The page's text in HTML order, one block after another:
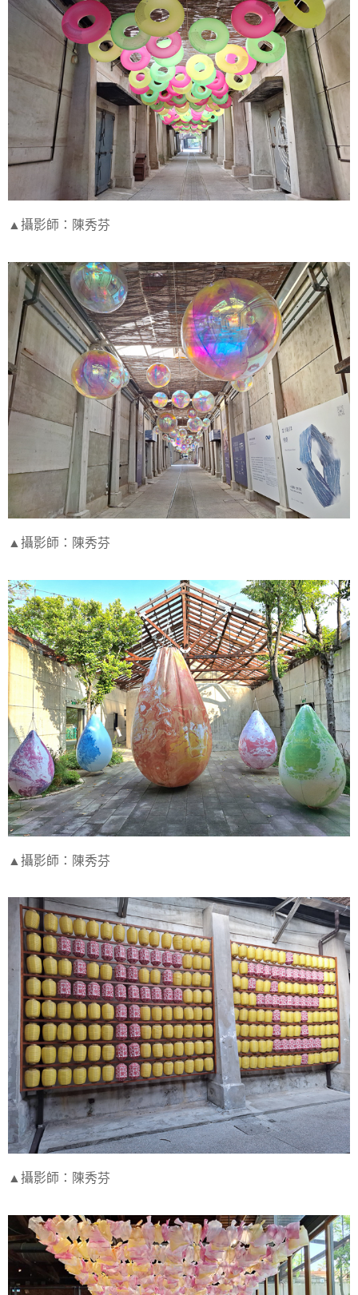
▲攝影師：陳秀芬
▲攝影師：陳秀芬
▲攝影師：陳秀芬
▲攝影師：陳秀芬